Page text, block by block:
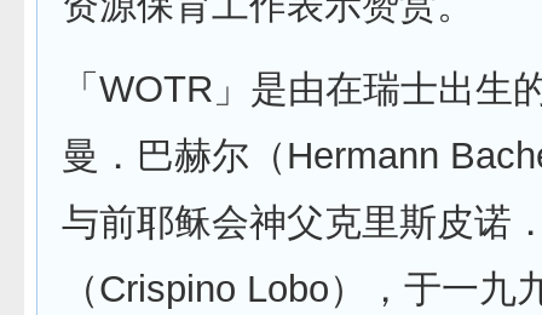
「WOTR」是由在瑞士出生
曼．巴赫尔（Hermann
与前耶稣会神父克里斯皮诺
（Crispino Lobo），于一九